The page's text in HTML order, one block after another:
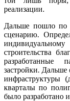
реализации.
Дальше пошло по
сценарию.
строительства
разработанные
застройки. Дальше
инфраструктуры
кварталы по
было